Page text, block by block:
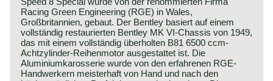
Racing Green Engineering (RGE) in Wales,
Großbritannien, gebaut. Der Bentley basiert auf einem
vollständig restaurierten Bentley MK VI-Chassis von 1949,
das mit einem vollständig überholten B81 6500 ccm-
Achtzylinder-Reihenmotor ausgestattet ist. Die
Aluminiumkarosserie wurde von den erfahrenen RGE-
Handwerkern meisterhaft von Hand und nach den